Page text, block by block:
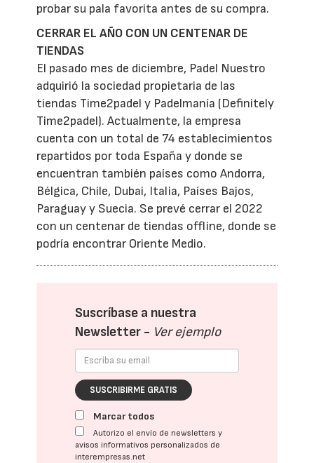
probar su pala favorita antes de su compra.
CERRAR EL AÑO CON UN CENTENAR DE
TIENDAS
El pasado mes de diciembre, Padel Nuestro
adquirió la sociedad propietaria de las
tiendas Time2padel y Padelmanía (Definitely
Time2padel). Actualmente, la empresa
cuenta con un total de 74 establecimientos
repartidos por toda España y donde se
encuentran también países como Andorra,
Bélgica, Chile, Dubai, Italia, Países Bajos,
Paraguay y Suecia. Se prevé cerrar el 2022
con un centenar de tiendas offline, donde se
podría encontrar Oriente Medio.
Suscríbase a nuestra
Newsletter - Ver ejemplo
SUSCRIBIRME GRATIS
Marcar todos
Autorizo el envío de newsletters y
avisos informativos personalizados de
interempresas.net